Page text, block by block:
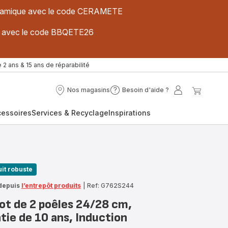
avec le code CERAMETE
le code BBQETE26
2 ans & 15 ans de réparabilité
Nos magasins
Nos
Besoin d'aide ?
Besoin
?
Mon
Services & RecyclageInspirations
robuste
l’entrepôt produits Ref: G762S244
de 2 poêles 24/28 cm,
de 10 ans, Induction